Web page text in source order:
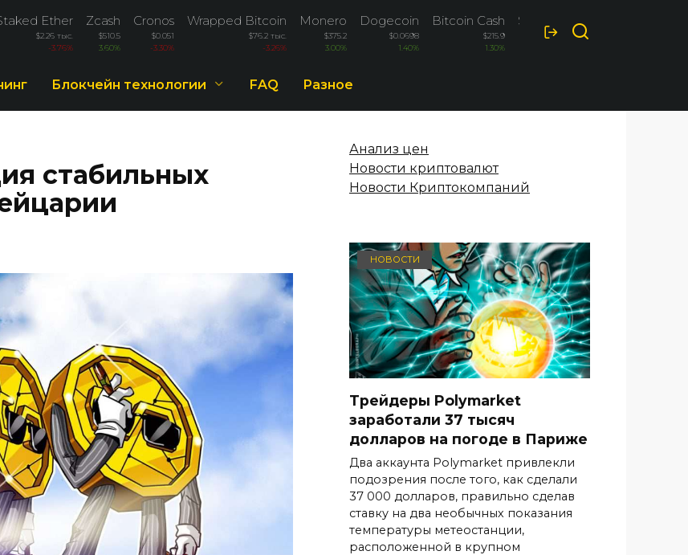
Ether
$2.26 тыс.
-3.76%
Zcash
$510.5
3.60%
Cronos
$0.051
-3.30%
Wrapped Bitcoin
$76.2 тыс.
-3.26%
Monero
$375.2
3.00%
Dogecoin
$0.0698
1.40%
Bitcoin Cash
$215.9
1.30%
Solana
$73.6
Блокчейн технологии FAQ Разное
стабильных
Анализ цен
Новости криптовалют
Новости Криптокомпаний
НОВОСТИ
Трейдеры Polymarket
заработали 37 тысяч
долларов на погоде в Париже
Два аккаунта Polymarket привлекли
подозрения после того, как сделали
37 000 долларов, правильно сделав
ставку на два необычных показания
температуры метеостанции,
расположенной в крупном